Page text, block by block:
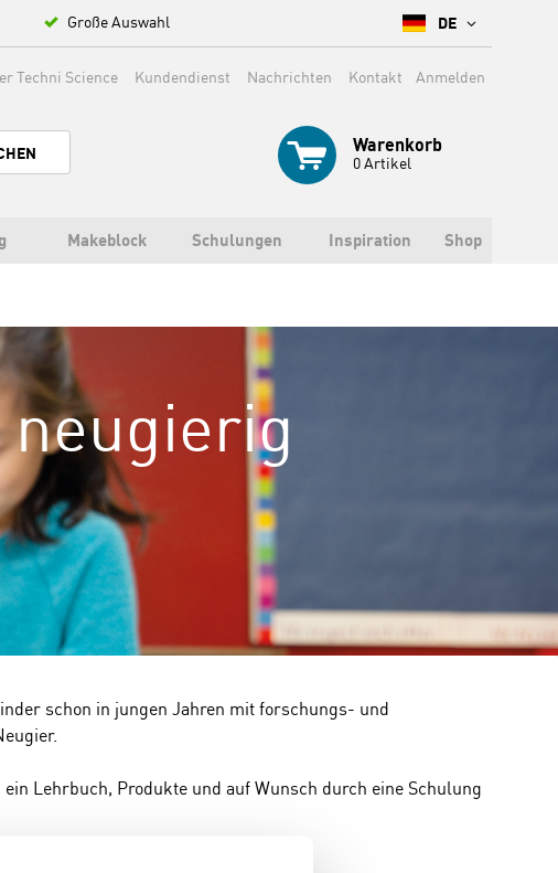
Große Auswahl DE
Anmelden
Techni Science Kundendienst Nachrichten Kontakt
Warenkorb
0Artikel
Makeblock Schulungen Inspiration Shop
schon in jungen Jahren mit forschungs- und
Lehrbuch, Produkte und auf Wunsch durch eine Schulung